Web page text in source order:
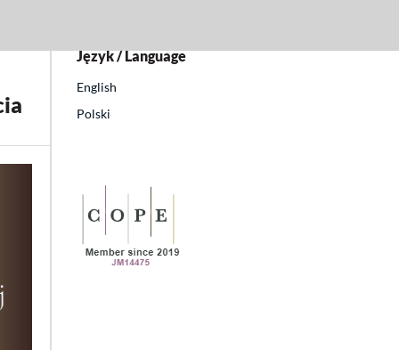
Język / Language
English
Polski